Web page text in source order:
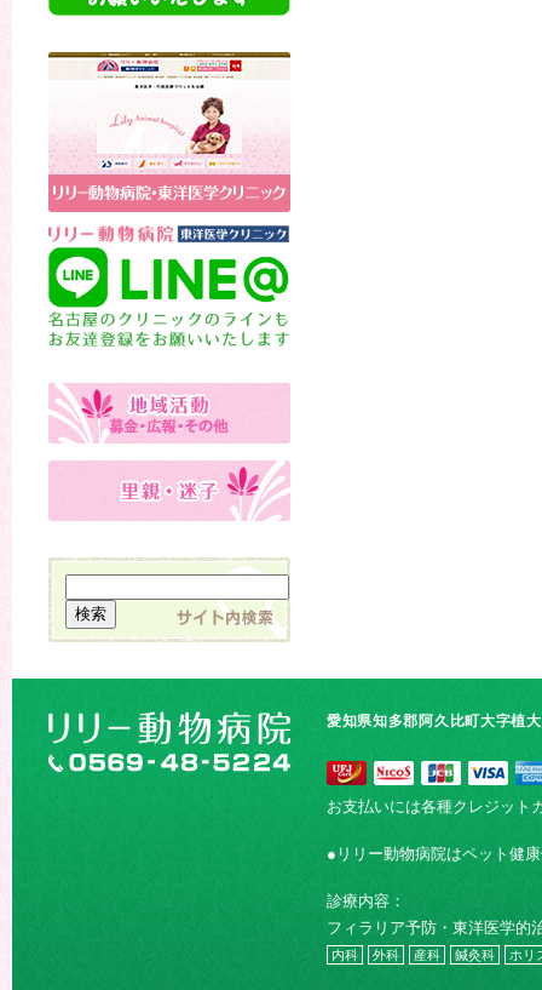
愛知県知多郡阿久比町大字植
お支払いには各種クレジット
●リリー動物病院はペット健
診療内容：
フィラリア予防・東洋医学的
内科 外科 産科 鍼灸科 ホリ